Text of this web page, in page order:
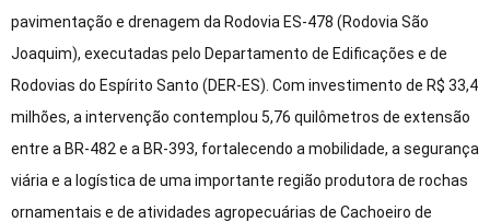
pavimentação e drenagem da Rodovia ES-478 (Rodovia São
Joaquim), executadas pelo Departamento de Edificações e de
Rodovias do Espírito Santo (DER-ES). Com investimento de R$ 33,4
milhões, a intervenção contemplou 5,76 quilômetros de extensão
entre a BR-482 e a BR-393, fortalecendo a mobilidade, a segurança
viária e a logística de uma importante região produtora de rochas
ornamentais e de atividades agropecuárias de Cachoeiro de